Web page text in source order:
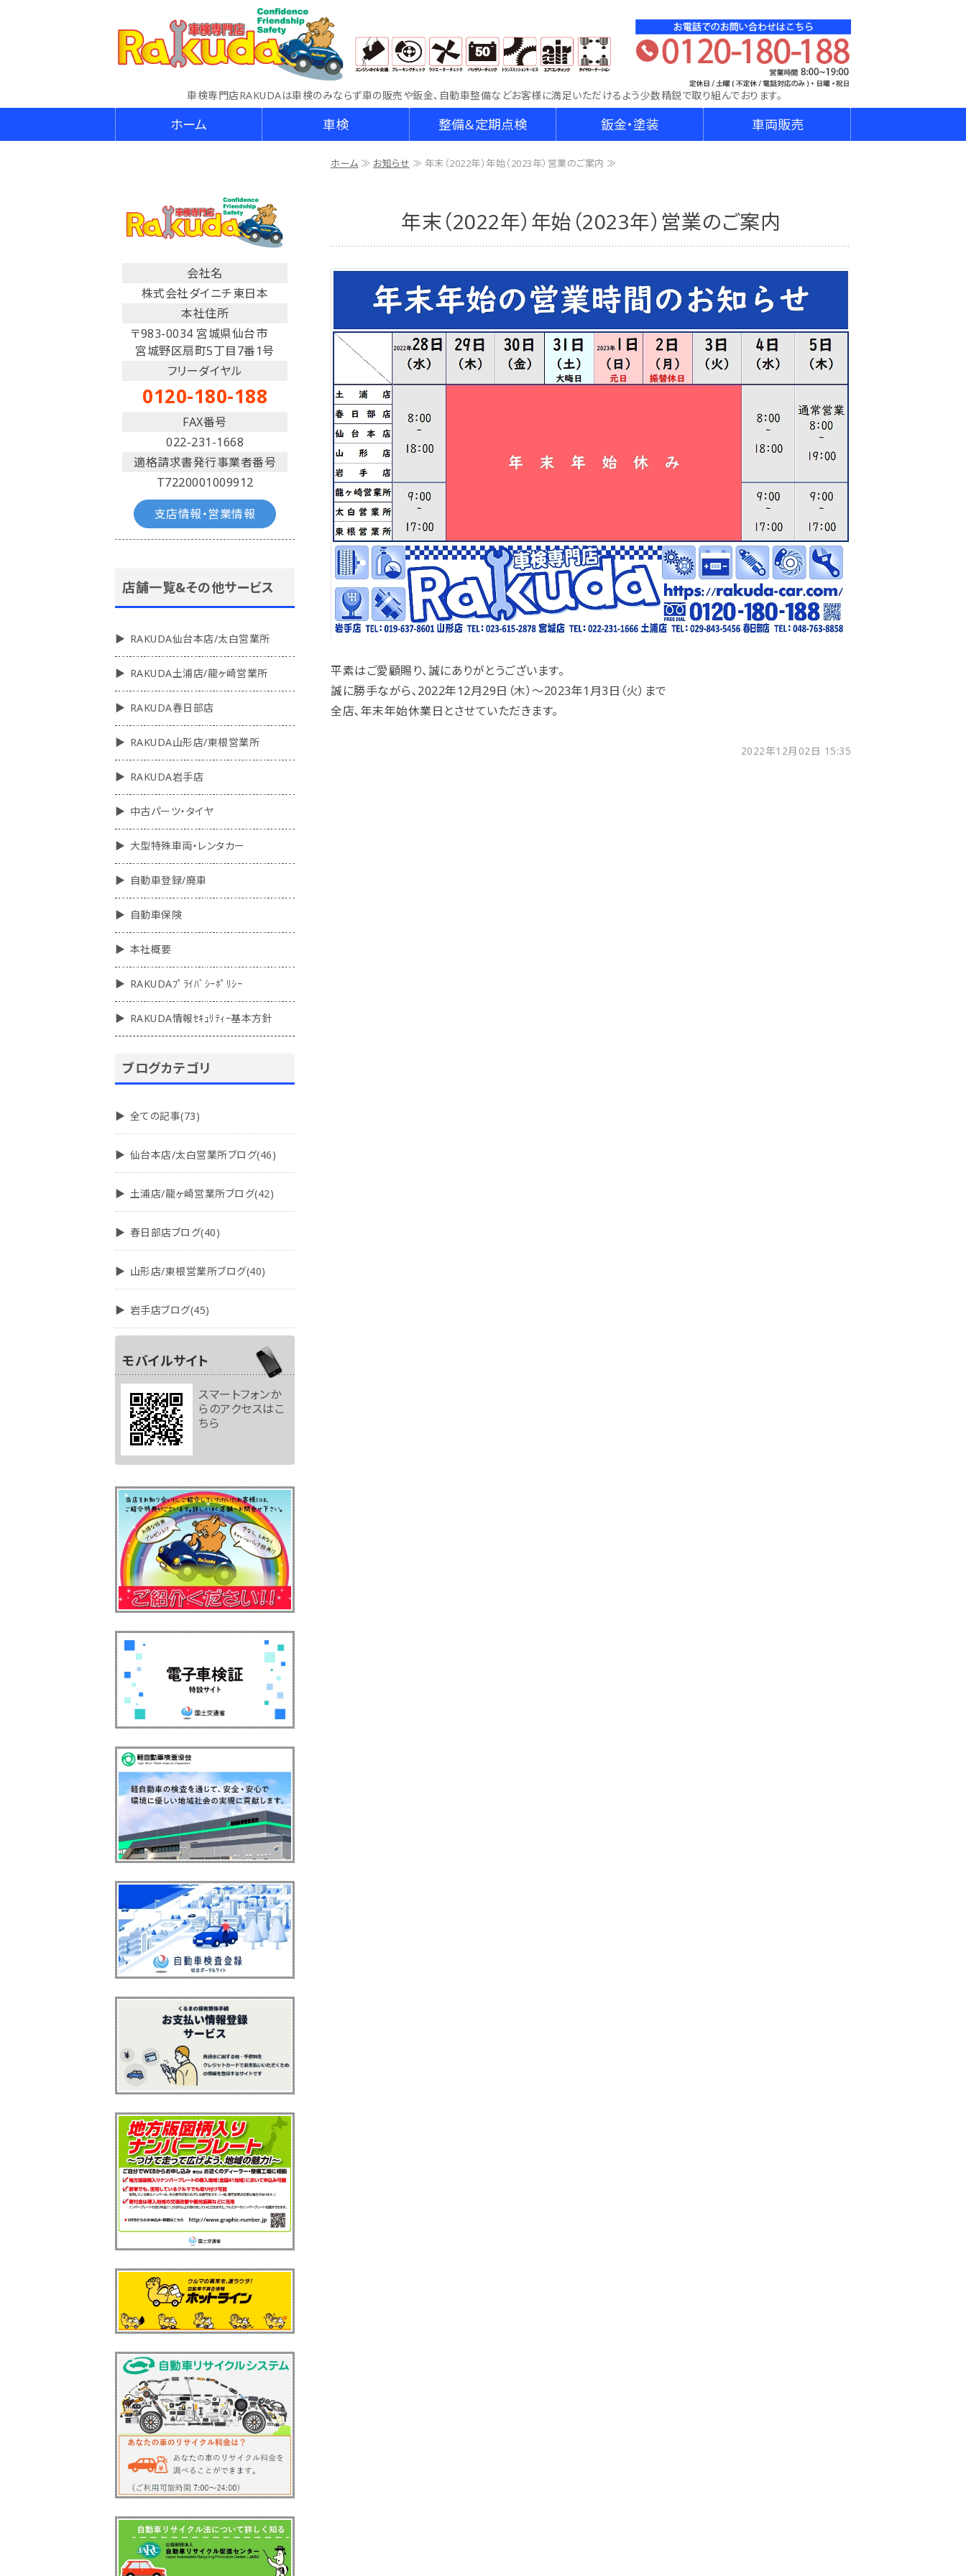
車検専門店RAKUDAは車検のみならず車の販売や鈑金､自動車整備などお客様に満足いただけるよう少数精鋭で取り組んでおります。
ホーム 車検 整備＆定期点検 鈑金・塗装 車両販売
ホーム ≫ お知らせ ≫ 年末（2022年）年始（2023年）営業のご案内 ≫
年末（2022年）年始（2023年）営業のご案内
平素はご愛顧賜り、誠にありがとうございます。
誠に勝手ながら､2022年12月29日（木）～2023年1月3日（火）まで
全店､年末年始休業日とさせていただきます。
2022年12月02日 15:35
会社名
株式会社ダイニチ東日本
本社住所
〒983-0034 宮城県仙台市
宮城野区扇町5丁目7番1号
フリーダイヤル
0120-180-188
FAX番号
022-231-1668
適格請求書発行事業者番号
T7220001009912
支店情報・営業情報
店舗一覧&その他サービス
RAKUDA仙台本店/太白営業所
RAKUDA土浦店/龍ヶ崎営業所
RAKUDA春日部店
RAKUDA山形店/東根営業所
RAKUDA岩手店
中古パーツ・タイヤ
大型特殊車両・レンタカー
自動車登録/廃車
自動車保険
本社概要
RAKUDAﾌﾟﾗｲﾊﾞｼｰﾎﾟﾘｼｰ
RAKUDA情報ｾｷｭﾘﾃｨｰ基本方針
ブログカテゴリ
全ての記事(73)
仙台本店/太白営業所ブログ(46)
土浦店/龍ヶ崎営業所ブログ(42)
春日部店ブログ(40)
山形店/東根営業所ブログ(40)
岩手店ブログ(45)
モバイルサイト
スマートフォンか
らのアクセスはこ
ちら